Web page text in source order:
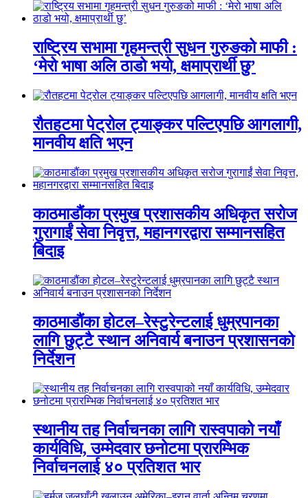
राष्ट्रिय सभामा गृहमन्त्री सुधन गुरुङको माफी :
‘मेरो भाषा अलि ठाडो भयो, क्षमाप्रार्थी छु’
रौतहटमा पेट्रोल ट्याङ्कर पल्टिएपछि आगलागी,
मानवीय क्षति भएन
काठमाडौंका प्रमुख प्रशासकीय अधिकृत सरोज
गुरागाईं सेवा निवृत्त, महानगरद्वारा सम्मानसहित
बिदाइ
काठमाडौंका होटल–रेस्टुरेन्टलाई धुम्रपानका
लागि छुट्टै स्थान अनिवार्य बनाउन प्रशासनको
निर्देशन
स्थानीय तह निर्वाचनका लागि रास्वपाको नयाँ
कार्यविधि, उम्मेदवार छनोटमा प्रारम्भिक
निर्वाचनलाई ४० प्रतिशत भार